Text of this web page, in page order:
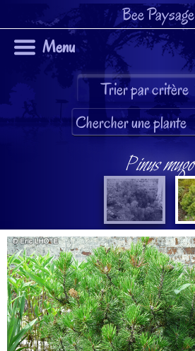
Bee Paysage
Menu
Pinus mugo